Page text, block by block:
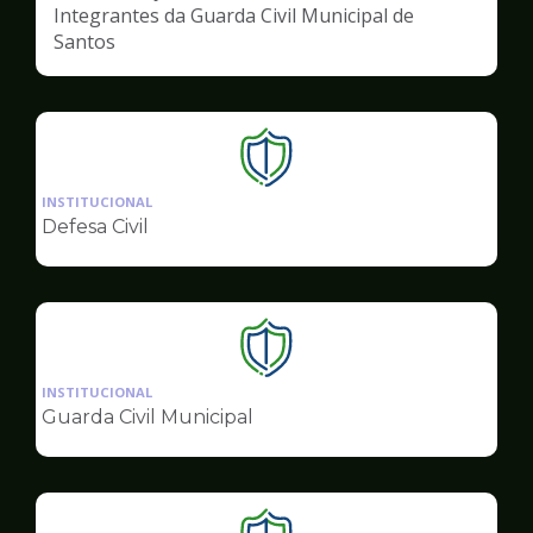
Integrantes da Guarda Civil Municipal de
Santos
Ilustração
da
Segurança
INSTITUCIONAL
Defesa Civil
Ilustração
da
Segurança
INSTITUCIONAL
Guarda Civil Municipal